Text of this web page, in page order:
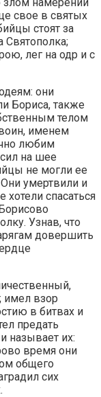
свое в святых
стоят за
лег на одр и с
они
Бориса, также
телом
именем
любим
на шее
не могли ее
Они умертвили и
спасаться
Узнав, что
довершить
имел взор
в битвах и
предать
называет их:
время они
общего
сих